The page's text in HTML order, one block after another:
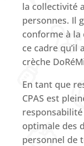
la collectivité
personnes. Il
conforme à la
ce cadre qu’il
crèche
En tant que
CPAS est
optimale des
personnel de